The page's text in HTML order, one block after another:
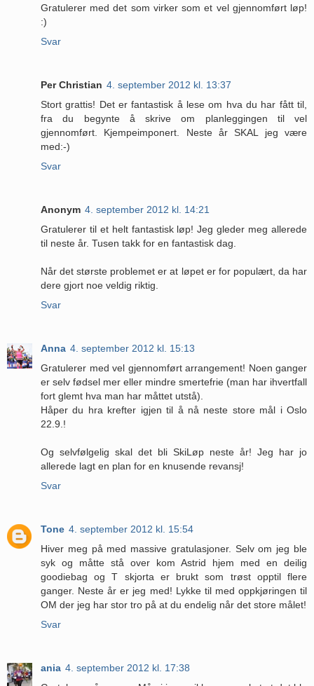
Gratulerer med det som virker som et vel gjennomført løp!
:)
Svar
Per Christian 4. september 2012 kl. 13:37
Stort grattis! Det er fantastisk å lese om hva du har fått til,
fra du begynte å skrive om planleggingen til vel
gjennomført. Kjempeimponert. Neste år SKAL jeg være
med:-)
Svar
Anonym 4. september 2012 kl. 14:21
Gratulerer til et helt fantastisk løp! Jeg gleder meg allerede
til neste år. Tusen takk for en fantastisk dag.
Når det største problemet er at løpet er for populært, da har
dere gjort noe veldig riktig.
Svar
Anna 4. september 2012 kl. 15:13
Gratulerer med vel gjennomført arrangement! Noen ganger
er selv fødsel mer eller mindre smertefrie (man har ihvertfall
fort glemt hva man har måttet utstå).
Håper du hra krefter igjen til å nå neste store mål i Oslo
22.9.!
Og selvfølgelig skal det bli SkiLøp neste år! Jeg har jo
allerede lagt en plan for en knusende revansj!
Svar
Tone 4. september 2012 kl. 15:54
Hiver meg på med massive gratulasjoner. Selv om jeg ble
syk og måtte stå over kom Astrid hjem med en deilig
goodiebag og T skjorta er brukt som trøst opptil flere
ganger. Neste år er jeg med! Lykke til med oppkjøringen til
OM der jeg har stor tro på at du endelig når det store målet!
Svar
ania 4. september 2012 kl. 17:38